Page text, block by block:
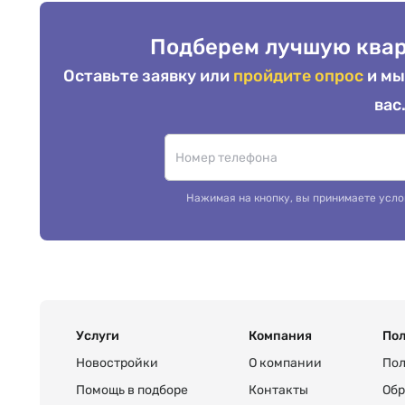
Подберем лучшую
Оставьте заявку или пройдите опрос и
вас.
Нажимая на кнопку, вы принимаете
Услуги
Новостройки
Помощь в подборе
Компания
О компании
Контакты